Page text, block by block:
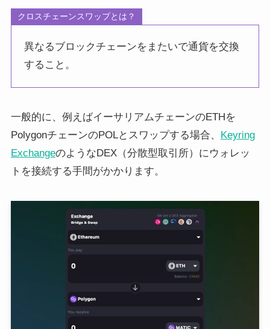
クロスチェーンスワップとは？
異なるブロックチェーンをまたいで通貨を交換
すること。
一般的に、例えばイーサリアムチェーンのETHを
PolygonチェーンのPOLとスワップする場合、 Keyring
ExchangeのようなDEX（分散型取引所）にウォレッ
トを接続する手間がかかります。